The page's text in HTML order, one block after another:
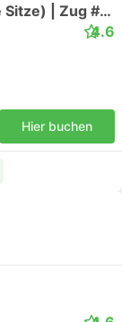
Transport stehend (keine Sitze) | Zug #C6566
4.6
Hier buchen